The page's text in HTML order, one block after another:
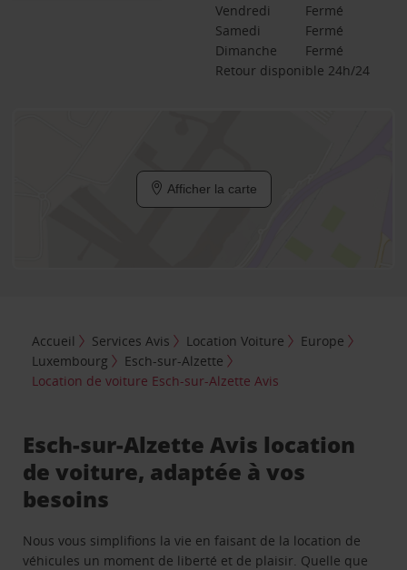
Vendredi
Fermé
Samedi
Fermé
Dimanche
Fermé
Retour disponible 24h/24
Afficher la carte
Accueil Services Avis Location Voiture
Europe
Luxembourg
Esch-sur-Alzette
Location de voiture Esch-sur-Alzette Avis
Esch-sur-Alzette Avis location
de voiture, adaptée à vos
besoins
Nous vous simplifions la vie en faisant de la location de
véhicules un moment de liberté et de plaisir. Quelle que